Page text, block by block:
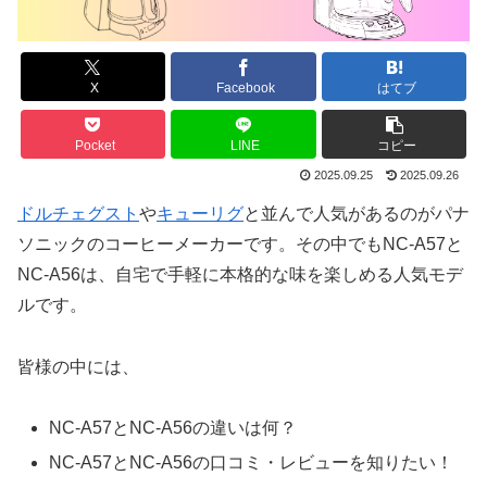
X Facebook はてブ
Pocket LINE コピー
2025.09.25 2025.09.26
ドルチェグスト やキューリグと並んで人気があるのがパナ
ソニックのコーヒーメーカーです。その中でもNC-A57と
NC-A56は、自宅で手軽に本格的な味を楽しめる人気モデ
ルです。
皆様の中には、
NC-A57とNC-A56の違いは何？
NC-A57とNC-A56の口コミ・レビューを知りたい！